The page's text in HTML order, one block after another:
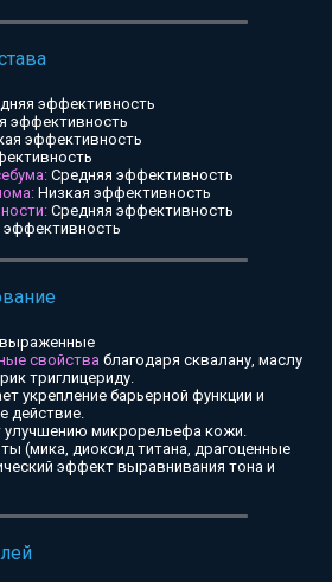
эффективность
эффективность
эффективность
Средняя эффективность
Низкая эффективность
Средняя эффективность
эффективность
выраженные
свойства благодаря сквалану, маслу
триглицериду.
укрепление барьерной функции и
действие.
улучшению микрорельефа кожи.
(мика, диоксид титана, драгоценные
эффект выравнивания тона и